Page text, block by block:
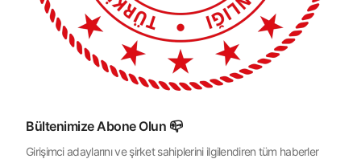
Bültenimize Abone Olun 📪
Girişimci adaylarını ve şirket sahiplerini ilgilendiren tüm haberler